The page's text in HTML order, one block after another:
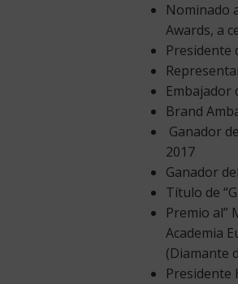
Nominado
Awards, a
Presidente
Embajador
Brand
Ganador
2017
Ganador
Título de
Premio al”
Academia
(Diamante
Presidente